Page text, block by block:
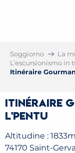
Soggiorno
La
L’escursionismo
Itinéraire
Itinéraire
l'Pentu
Altitudine : 1833m
74170 Saint-